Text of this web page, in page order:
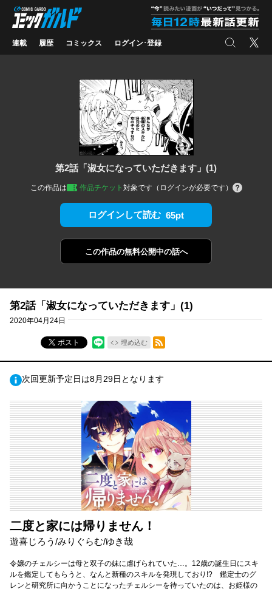
コミックガルド
連載 履歴 コミックス ログイン･登録 検索 X
第2話「淑女になっていただきます」(1)
この作品は 作品チケット 対象です（ログインが必要です）
ログインして読む 65pt
この作品の無料公開中の話へ
第2話「淑女になっていただきます」(1)
2020年04月24日
ポスト 埋め込む
RSSフィード
次回更新予定日は8月29日となります
二度と家には帰りません！
遊喜じろう/みりぐらむ/ゆき哉
令嬢のチェルシーは母と双子の妹に虐げられていた…。12歳の誕生日にスキ
ルを鑑定してもらうと、なんと新種のスキルを発現しており!? 鑑定士のグ
レンと研究所に向かうことになったチェルシーを待っていたのは、お姫様の